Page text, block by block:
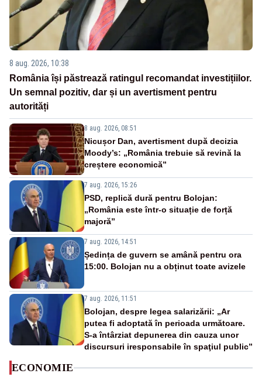
8 aug. 2026, 10:38
România își păstrează ratingul recomandat investițiilor.
Un semnal pozitiv, dar și un avertisment pentru
autorități
8 aug. 2026, 08:51
Nicușor Dan, avertisment după decizia
Moody’s: „România trebuie să revină la
creștere economică”
7 aug. 2026, 15:26
PSD, replică dură pentru Bolojan:
„România este într-o situație de forță
majoră”
7 aug. 2026, 14:51
Ședința de guvern se amână pentru ora
15:00. Bolojan nu a obținut toate avizele
7 aug. 2026, 11:51
Bolojan, despre legea salarizării: „Ar
putea fi adoptată în perioada următoare.
S-a întârziat depunerea din cauza unor
discursuri iresponsabile în spaţiul public”
ECONOMIE